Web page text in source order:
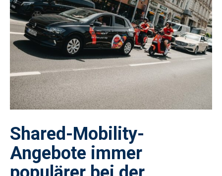
Shared-Mobility-
Angebote immer